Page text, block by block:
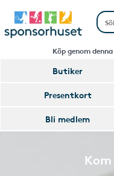
Köp genom
Butiker
Presentkort
Bli medlem